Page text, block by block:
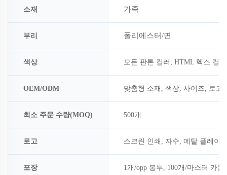
소재 가죽
부리 폴리에스터/면
색상 모든 판톤 컬러; HTML 헥스 컬
OEM/ODM 맞춤형 소재, 색상, 사이즈, 로고
최소 주문 수량(MOQ) 500개
로고 스크린 인쇄, 자수, 메탈 플레이
포장 1개/opp 봉투, 100개/마스터 카톤